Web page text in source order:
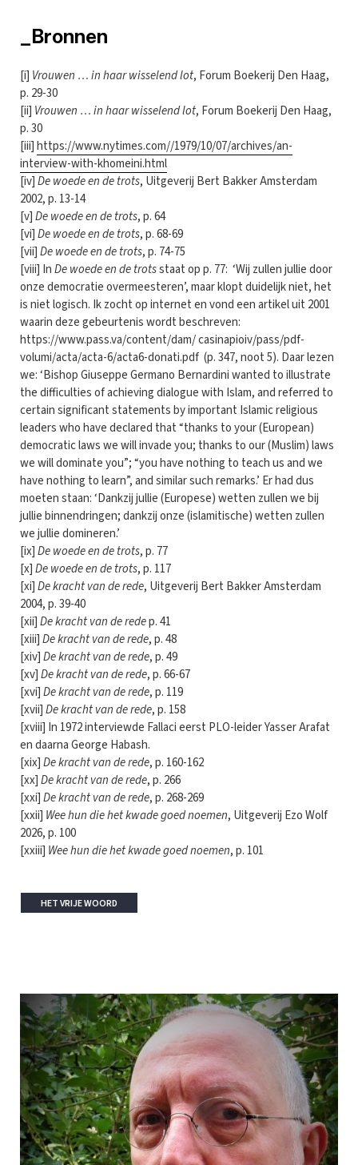
_Bronnen
[i] Vrouwen … in haar wisselend lot, Forum Boekerij Den Haag,
p. 29-30
[ii] Vrouwen … in haar wisselend lot, Forum Boekerij Den Haag,
p. 30
[iii]https://www.nytimes.com//1979/10/07/archives/an-
interview-with-khomeini.html
[iv]De woede en de trots, Uitgeverij Bert Bakker Amsterdam
2002, p. 13-14
[v]De woede en de trots, p. 64
[vi]De woede en de trots, p. 68-69
[vii]De woede en de trots, p. 74-75
[viii] InDe woede en de trotsstaat op p. 77: ‘Wij zullen jullie door
onze democratie overmeesteren’, maar klopt duidelijk niet, het
is niet logisch. Ik zocht op internet en vond een artikel uit 2001
waarin deze gebeurtenis wordt beschreven:
https://www.pass.va/content/dam/ casinapioiv/pass/pdf-
volumi/acta/acta-6/acta6-donati.pdf (p. 347, noot 5). Daar lezen
we: ‘Bishop Giuseppe Germano Bernardini wanted to illustrate
the difficulties of achieving dialogue with Islam, and referred to
certain significant statements by important Islamic religious
leaders who have declared that “thanks to your (European)
democratic laws we will invade you; thanks to our (Muslim) laws
we will dominate you”; “you have nothing to teach us and we
have nothing to learn”, and similar such remarks.’ Er had dus
moeten staan: ‘Dankzij jullie (Europese) wetten zullen we bij
jullie binnendringen; dankzij onze (islamitische) wetten zullen
we jullie domineren.’
[ix]De woede en de trots, p. 77
[x]De woede en de trots, p. 117
[xi]De kracht van de rede, Uitgeverij Bert Bakker Amsterdam
2004, p. 39-40
[xii]De kracht van de redep. 41
[xiii]De kracht van de rede, p. 48
[xiv]De kracht van de rede, p. 49
[xv]De kracht van de rede, p. 66-67
[xvi]De kracht van de rede, p. 119
[xvii]De kracht van de rede, p. 158
[xviii] In 1972 interviewde Fallaci eerst PLO-leider Yasser Arafat
en daarna George Habash.
[xix]De kracht van de rede, p. 160-162
[xx]De kracht van de rede, p. 266
[xxi]De kracht van de rede, p. 268-269
[xxii] Wee hun die het kwade goed noemen, Uitgeverij Ezo Wolf
2026, p. 100
[xxiii] Wee hun die het kwade goed noemen, p. 101
HET VRIJE WOORD